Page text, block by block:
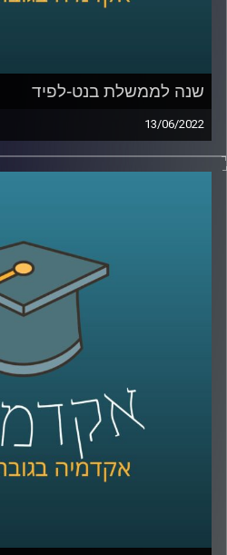
שנה לממשלת בנט-לפיד
13/06/2022
נפתלי בנט עם יאיר לפיד כראש
מרצה בכיר בבית הספר לאודר
הפלונטר הפוליטי בוא אנחנו
לשיחה על הסיבות שבגללן אין
קרדיט תמונות:AudioVersity